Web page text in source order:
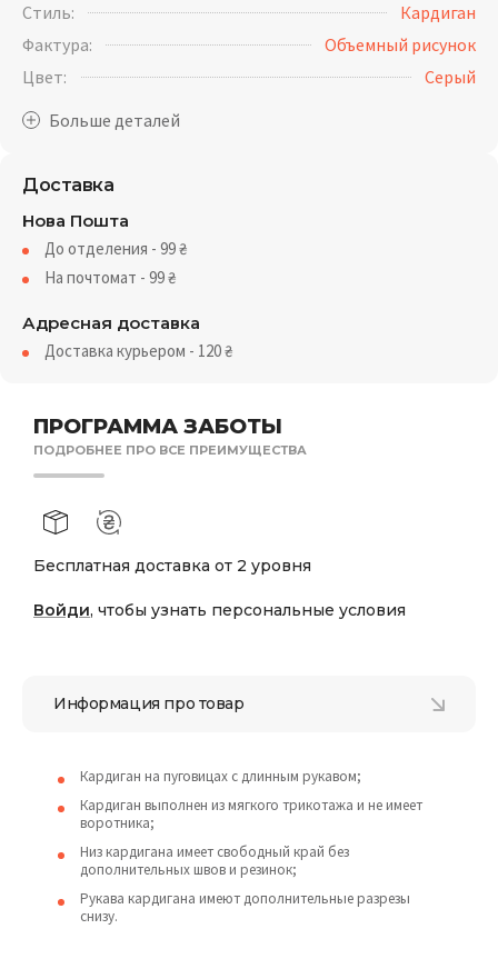
ПРОГРАММА ЗАБОТЫ
ПОДРОБНЕЕ ПРО ВСЕ ПРЕИМУЩЕСТВА
Бесплатная доставка от 2 уровня
Войди, чтобы узнать персональные условия
Стиль:
Кардиган
Фактура:
Объемный рисунок
Цвет:
Серый
Доставка
Нова Пошта
До отделения - 99₴
На почтомат - 99₴
Адресная доставка
Доставка курьером - 120₴
Информация про товар
Кардиган на пуговицах с длинным рукавом;
Кардиган выполнен из мягкого трикотажа и не имеет
воротника;
Низ кардигана имеет свободный край без
дополнительных швов и резинок;
Рукава кардигана имеют дополнительные разрезы
снизу.